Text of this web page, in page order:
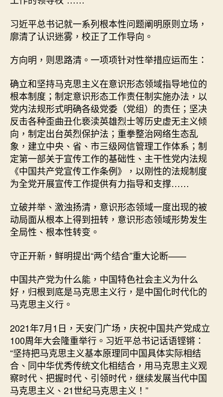
习近平总书记就一系列根本性问题阐明原则立场，
廓清了认识迷雾，校正了工作导向。
方向明，则思路清。一项项针对性举措应运而生：
确立和坚持马克思主义在意识形态领域指导地位的
根本制度；制定意识形态工作责任制实施办法，以
党内法规形式明确各级党委（党组）的责任；坚决
反击各种歪曲丑化亵渎英雄烈士等历史虚无主义倾
向，制定出台英烈保护法；重拳整治网络生态乱
象，建立中央、省、市三级网信管理工作体系；制
定第一部关于宣传工作的基础性、主干性党内法规
《中国共产党宣传工作条例》，以刚性的法规制度
为全党开展宣传工作提供有力指导和支撑……
立破并举、激浊扬清，意识形态领域一度出现的被
动局面从根本上得到扭转，意识形态领域形势发生
全局性、根本性转变。
守正开新，鲜明提出“两个结合”重大论断——
中国共产党为什么能，中国特色社会主义为什么
好，归根到底是马克思主义行，是中国化时代化的
马克思主义行。
2021年7月1日，天安门广场，庆祝中国共产党成立
100周年大会隆重举行。习近平总书记话语铿锵：
“坚持把马克思主义基本原理同中国具体实际相结
合、同中华优秀传统文化相结合，用马克思主义观
察时代、把握时代、引领时代，继续发展当代中国
马克思主义、21世纪马克思主义！”